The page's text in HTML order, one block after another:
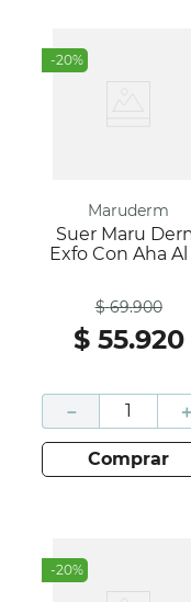
-20%
Maruderm
Suer Maru Derm
Exfo Con Aha
$ 69.900
$ 55.920
＋
－
comprar
-20%